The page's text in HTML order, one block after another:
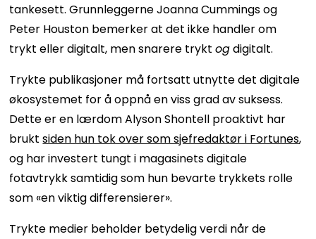
tankesett. Grunnleggerne Joanna Cummings og
Peter Houston bemerker at det ikke handler om
trykt eller digitalt, men snarere tryktogdigitalt.
Trykte publikasjoner må fortsatt utnytte det digitale
økosystemet for å oppnå en viss grad av suksess.
Dette er en lærdom Alyson Shontell proaktivt har
bruktsiden hun tok over som sjefredaktør i Fortunes,
og har investert tungt i magasinets digitale
fotavtrykk samtidig som hun bevarte trykkets rolle
som «en viktig differensierer».
Trykte medier beholder betydelig verdi når de